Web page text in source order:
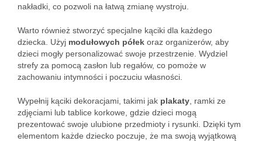
nakładki, co pozwoli na łatwą zmianę wystroju.
Warto również stworzyć specjalne kąciki dla każdego
dziecka. Użyj modułowych półek oraz organizerów, aby
dzieci mogły personalizować swoje przestrzenie. Wydziel
strefy za pomocą zasłon lub regałów, co pomoże w
zachowaniu intymności i poczuciu własności.
Wypełnij kąciki dekoracjami, takimi jak plakaty , ramki ze
zdjęciami lub tablice korkowe, gdzie dzieci mogą
prezentować swoje ulubione przedmioty i rysunki. Dzięki tym
elementom każde dziecko poczuje, że ma swoją wyjątkową